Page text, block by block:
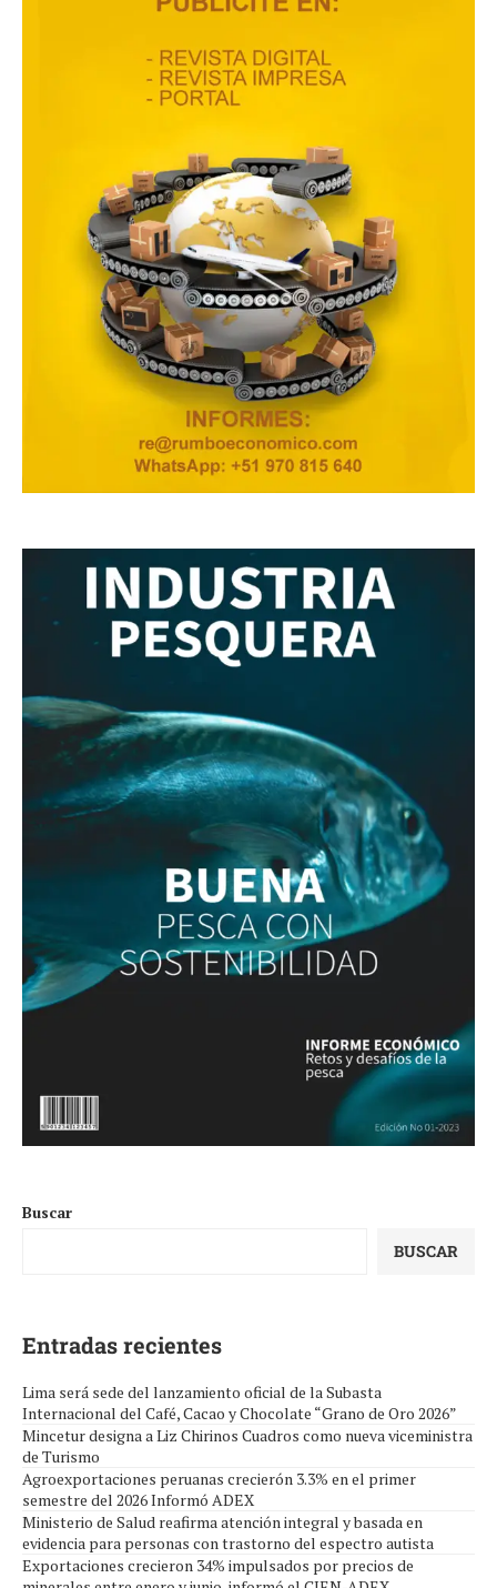
Buscar
BUSCAR
Entradas recientes
Lima será sede del lanzamiento oficial de la Subasta
Internacional del Café, Cacao y Chocolate “Grano de Oro 2026”
Mincetur designa a Liz Chirinos Cuadros como nueva viceministra
de Turismo
Agroexportaciones peruanas crecierón 3.3% en el primer
semestre del 2026 Informó ADEX
Ministerio de Salud reafirma atención integral y basada en
evidencia para personas con trastorno del espectro autista
Exportaciones crecieron 34% impulsados por precios de